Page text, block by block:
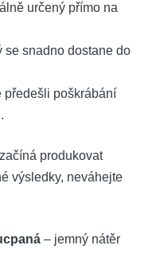
určený přímo na
se snadno dostane do
předešli poškrábání
produkovat
výsledky, neváhejte
– jemný nátěr